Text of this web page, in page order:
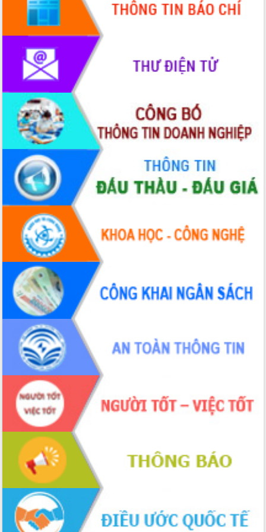
phát triển mới
Thường trực HĐND tỉnh Đắk Lắk gặp
mặt Đoàn chuyên gia y tế TP. Hồ Chí
Minh
Lễ truy điệu và an táng hài cốt liệt sĩ
tại Nghĩa trang Liệt sĩ xã Sơn Hòa
Bàn giải pháp tháo gỡ khó khăn trong
xuất khẩu sầu riêng và triển khai quy
định EUDR
Thứ trưởng Bộ Nông nghiệp và Môi
trường Nguyễn Hoàng Hiệp khảo sát
vùng trồng và doanh nghiệp đóng gói
sầu riêng tại Đắk Lắk
Trình diễn nghệ thuật chế biến các
món ăn từ sầu riêng
Đắk Lắk công bố Quy hoạch và xúc
tiến đầu tư tỉnh
Ngành cá ngừ Đắk Lắk chủ động thích
ứng để giữ vững thị trường xuất khẩu
Diễn đàn Kinh tế tư nhân Việt Nam đột
phá cơ chế - Hợp tác công tư
Đề án 06 tạo bước ngoặt đột phá trong
cải cách hành chính tỉnh Đắk Lắk
Kết nối tour, đẩy mạnh chuyển đổi số
để phát triển du lịch Đắk Lắk
Khởi động Dự án Đầu tư xây dựng hạ
tầng kỹ thuật Cụm công nghiệp Tân
Tiến
Gặp mặt các cơ quan báo chí nhân Kỷ
niệm 101 năm Ngày Báo chí Cách
mạng Việt Nam
Đắk Lắk sơ kết 4 năm triển khai thực
hiện Đề án 06 của Chính phủ
Họp báo thông tin về Hội nghị Công bố
Quy hoạch và Xúc tiến đầu tư tỉnh Đắk
Lắk
Khơi thông điểm nghẽn, đẩy nhanh
giải ngân vốn khắc phục thiên tai
HĐND tỉnh thông qua điều chỉnh Quy
hoạch tỉnh thời kỳ 2021-2030